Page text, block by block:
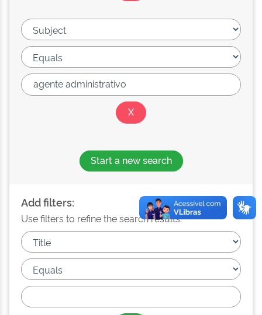
Start a new search
Add filters:
Use filters to refine the search results.